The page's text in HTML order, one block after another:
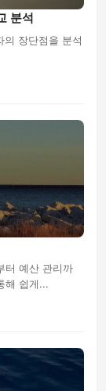
분석
의 장단점을 분석
터 예산 관리까
해 쉽게...